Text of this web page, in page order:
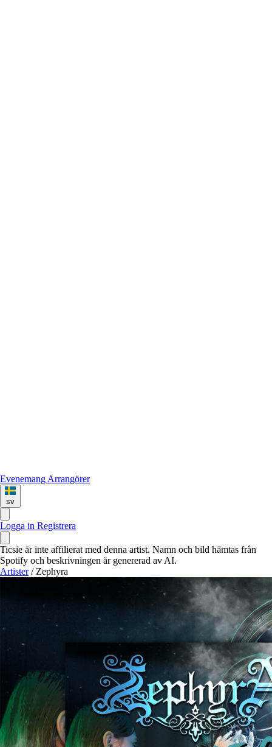
Evenemang Arrangörer
sv
Logga in Registrera
Ticsie är inte affilierat med denna artist. Namn och bild hämtas från
Spotify och beskrivningen är genererad av AI.
Artister / Zephyra